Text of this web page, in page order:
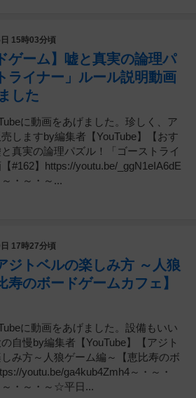
15時03分頃
ゲーム】嘘と真実の論理パ
ライナー」ルール説明動画
した
に動画をあげました。珍しく、ア
しますby編集者【YouTube】【おす
真実の論理パズル！「ゴーストライ
#162】https://youtu.be/_ggN1eIA6dE
・～・～...
17時27分頃
ジトベルの楽しみ方 ～人狼
寿のボードゲームカフェ】
に動画をあげました。設備もいい
自慢by編集者【YouTube】【アジト
み方～人狼ゲーム編～【恵比寿のボ
youtu.be/ga4kub4Zmh4～・～・
～・～・～☆平日...